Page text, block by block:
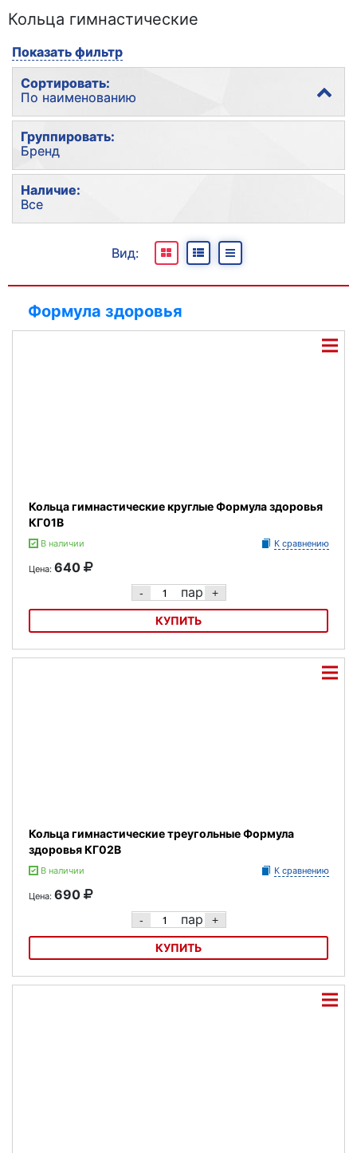
Кольца гимнастические
Показать фильтр
Сортировать:
По наименованию
По популярности
По наименованию
По цене
Группировать:
Бренд
Без группировки
Бренд
Наличие:
Все
Под заказ
Отсутствуют
Вид:
Формула здоровья
Кольца гимнастические круглые Формула здоровья
КГ01В
В наличии К сравнению
Цена: 640
- пар +
КУПИТЬ
Кольца гимнастические круглые Формула здоровья КГ01В
Кольца гимнастические треугольные Формула
здоровья КГ02В
В наличии К сравнению
Цена: 690
- пар +
КУПИТЬ
Кольца гимнастические треугольные Формула здоровья КГ02В